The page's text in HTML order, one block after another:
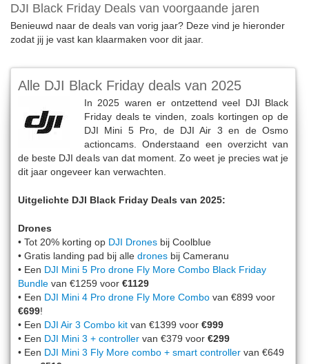
DJI Black Friday Deals van voorgaande jaren
Benieuwd naar de deals van vorig jaar? Deze vind je hieronder
zodat jij je vast kan klaarmaken voor dit jaar.
Alle DJI Black Friday deals van 2025
In 2025 waren er ontzettend veel DJI Black
Friday deals te vinden, zoals kortingen op de
DJI Mini 5 Pro, de DJI Air 3 en de Osmo
actioncams. Onderstaand een overzicht van
de beste DJI deals van dat moment. Zo weet je precies wat je
dit jaar ongeveer kan verwachten.
Uitgelichte DJI Black Friday Deals van 2025:
Drones
• Tot 20% korting op DJI Drones bij Coolblue
• Gratis landing pad bij alle drones bij Cameranu
• Een DJI Mini 5 Pro drone Fly More Combo Black Friday
Bundle van €1259 voor €1129
• Een DJI Mini 4 Pro drone Fly More Combo van €899 voor
€699!
• Een DJI Air 3 Combo kit van €1399 voor €999
• Een DJI Mini 3 + controller van €379 voor €299
• Een DJI Mini 3 Fly More combo + smart controller van €649